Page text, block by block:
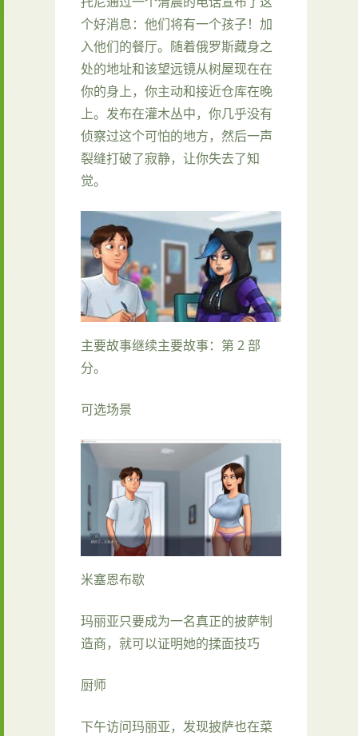
个好消息：他们将有一个孩子！加
入他们的餐厅。随着俄罗斯藏身之
处的地址和该望远镜从树屋现在在
你的身上，你主动和接近仓库在晚
上。发布在灌木丛中，你几乎没有
侦察过这个可怕的地方，然后一声
裂缝打破了寂静，让你失去了知
觉。
主要故事继续主要故事：第 2 部
分。
可选场景
米塞恩布歇
玛丽亚只要成为一名真正的披萨制
造商，就可以证明她的揉面技巧
厨师
下午访问玛丽亚，发现披萨也在菜